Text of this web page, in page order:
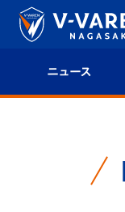
ニュース